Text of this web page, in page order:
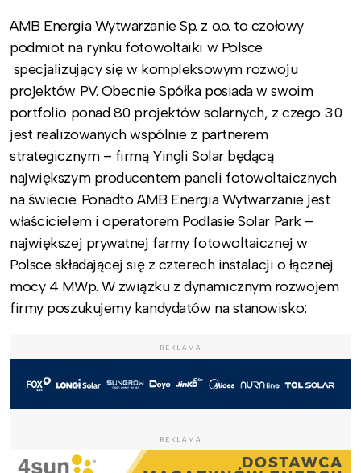
AMB Energia Wytwarzanie Sp. z o.o. to czołowy
podmiot na rynku fotowoltaiki w Polsce
specjalizujący się w kompleksowym rozwoju
projektów PV. Obecnie Spółka posiada w swoim
portfolio ponad 80 projektów solarnych, z czego 30
jest realizowanych wspólnie z partnerem
strategicznym – firmą Yingli Solar będącą
największym producentem paneli fotowoltaicznych
na świecie. Ponadto AMB Energia Wytwarzanie jest
właścicielem i operatorem Podlasie Solar Park –
największej prywatnej farmy fotowoltaicznej w
Polsce składającej się z czterech instalacji o łącznej
mocy 4 MWp. W związku z dynamicznym rozwojem
firmy poszukujemy kandydatów na stanowisko:
REKLAMA
REKLAMA